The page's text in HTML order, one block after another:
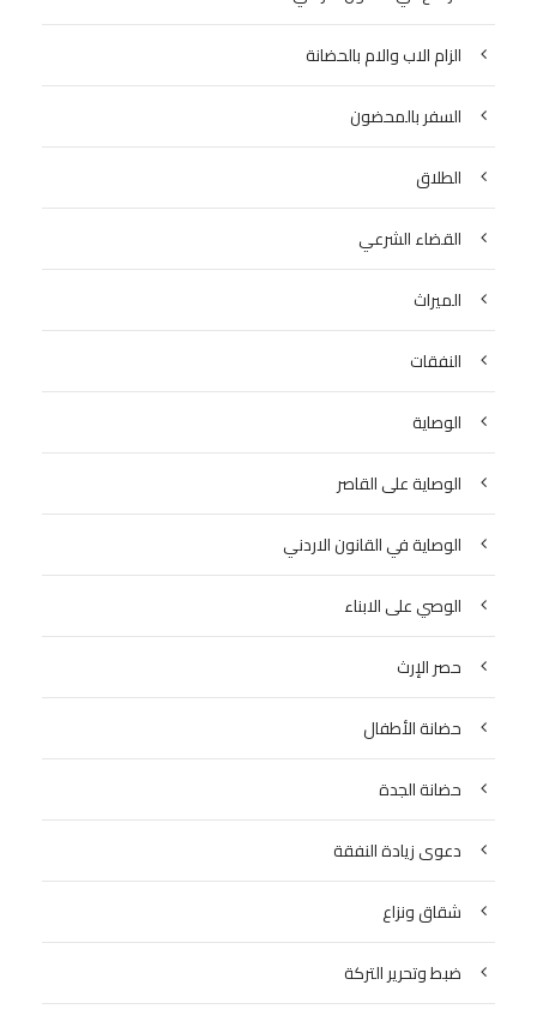
الزام الاب والام بالحضانة
السفر بالمحضون
الطلاق
القضاء الشرعي
الميراث
النفقات
الوصاية
الوصاية على القاصر
الوصاية في القانون الاردني
الوصي على الابناء
حصر الإرث
حضانة الأطفال
حضانة الجدة
دعوى زيادة النفقة
شقاق ونزاع
ضبط وتحرير التركة